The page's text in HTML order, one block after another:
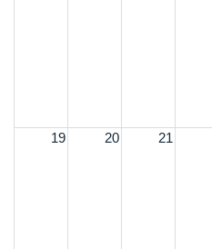
19 20 21